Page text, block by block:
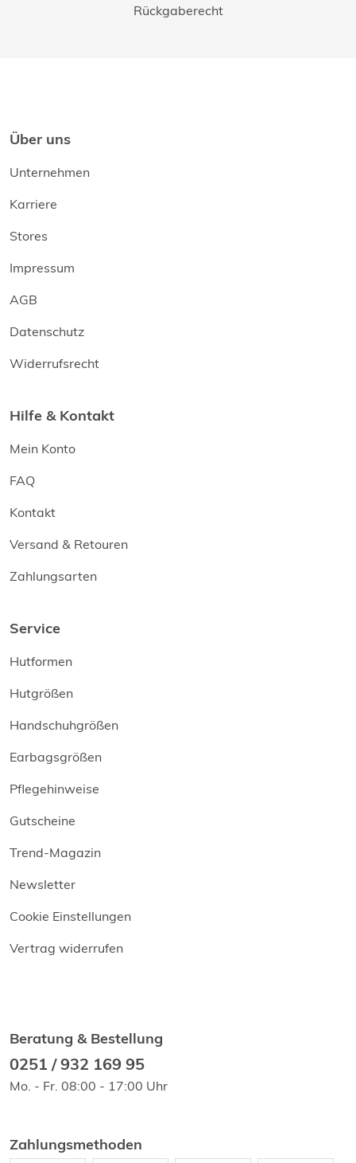
Rückgaberecht
Über uns
Unternehmen
Karriere
Stores
Impressum
AGB
Datenschutz
Widerrufsrecht
Hilfe & Kontakt
Mein Konto
FAQ
Kontakt
Versand & Retouren
Zahlungsarten
Service
Hutformen
Hutgrößen
Handschuhgrößen
Earbagsgrößen
Pflegehinweise
Gutscheine
Trend-Magazin
Newsletter
Cookie Einstellungen
Vertrag widerrufen
Beratung & Bestellung
0251 / 932 169 95
Mo. - Fr. 08:00 - 17:00 Uhr
Zahlungsmethoden